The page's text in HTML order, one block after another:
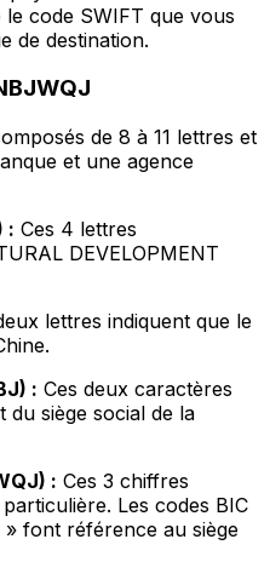
code SWIFT que vous
de destination.
de 8 à 11 lettres et
et une agence
: Ces 4 lettres
DEVELOPMENT
lettres indiquent que le
: Ces deux caractères
du siège social de la
: Ces 3 chiffres
Les codes BIC
font référence au siège